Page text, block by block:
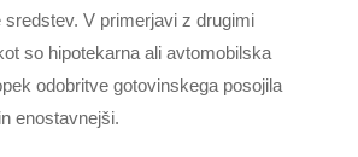
sredstev. V primerjavi z drugimi
so hipotekarna ali avtomobilska
odobritve gotovinskega posojila
enostavnejši.